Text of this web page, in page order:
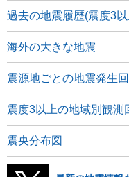
過去の地震履歴(震度3
海外の大きな地震
震源地ごとの地震発生
震度3以上の地域別観測
震央分布図